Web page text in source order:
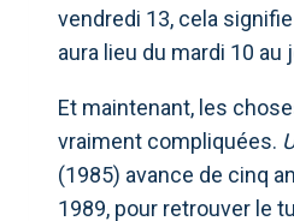
vendredi 13, cela signifie
aura lieu du mardi 10 au
Et maintenant, les
vraiment compliquées.
(1985) avance de cinq
1989, pour retrouver le